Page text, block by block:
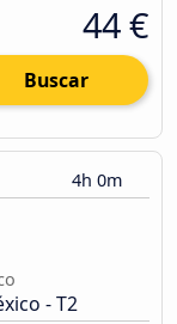
44 €
Buscar
4h 0m
- T2